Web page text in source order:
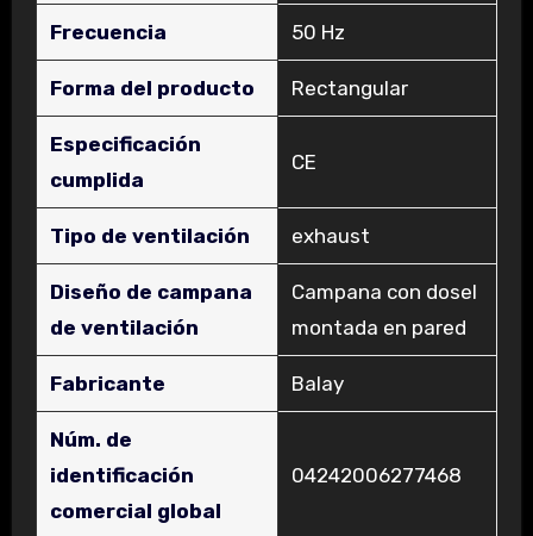
Frecuencia ‎50 Hz
Forma del producto ‎Rectangular
Especificación
cumplida
‎CE
Tipo de ventilación ‎exhaust
Diseño de campana
de ventilación
‎Campana con dosel
montada en pared
Fabricante ‎Balay
Núm. de
identificación
comercial global
‎04242006277468